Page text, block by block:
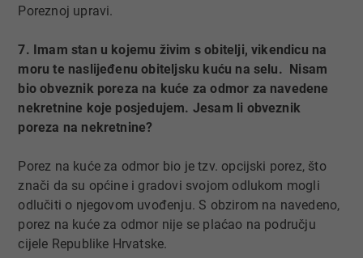
Poreznoj upravi.
7. Imam stan u kojemu živim s obitelji, vikendicu na
moru te naslijeđenu obiteljsku kuću na selu. Nisam
bio obveznik poreza na kuće za odmor za navedene
nekretnine koje posjedujem. Jesam li obveznik
poreza na nekretnine?
Porez na kuće za odmor bio je tzv. opcijski porez, što
znači da su općine i gradovi svojom odlukom mogli
odlučiti o njegovom uvođenju. S obzirom na navedeno,
porez na kuće za odmor nije se plaćao na području
cijele Republike Hrvatske.